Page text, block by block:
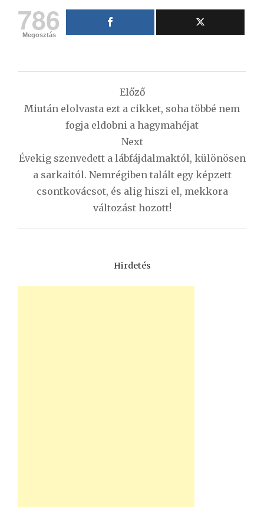
786
Megosztás
navigáció
Előző
Miután elolvasta ezt a cikket, soha többé nem
fogja eldobni a hagymahéjat
Next
Évekig szenvedett a lábfájdalmaktól, különösen
a sarkaitól. Nemrégiben talált egy képzett
csontkovácsot, és alig hiszi el, mekkora
változást hozott!
Hirdetés